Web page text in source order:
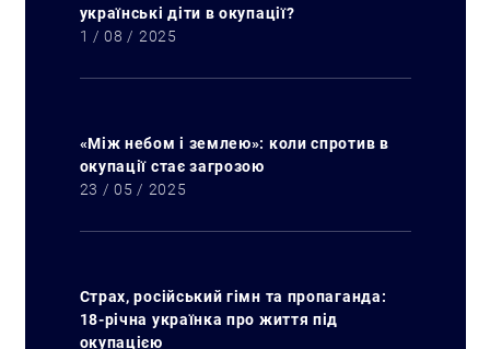
українські діти в окупації?
1 / 08 / 2025
«Між небом і землею»: коли спротив в
окупації стає загрозою
23 / 05 / 2025
Страх, російський гімн та пропаганда:
18-річна українка про життя під
окупацією